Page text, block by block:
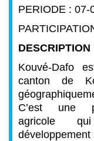
PERIODE : 07-
Kouvé-Dafo
canton de
C’est une
agricole